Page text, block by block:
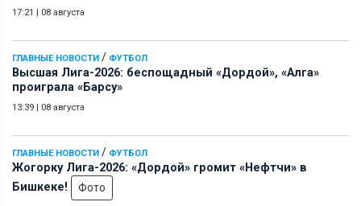
17:21 | 08 августа
ГЛАВНЫЕ НОВОСТИ / ФУТБОЛ
Высшая Лига-2026: беспощадный «Дордой», «Алга»
проиграла «Барсу»
13:39 | 08 августа
ГЛАВНЫЕ НОВОСТИ / ФУТБОЛ
Жогорку Лига-2026: «Дордой» громит «Нефтчи» в
Бишкеке!
Фото